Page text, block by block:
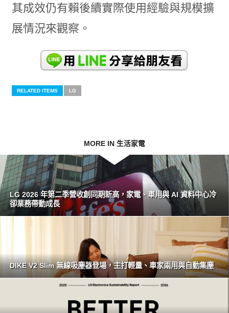
其成效仍有賴後續實際使用經驗與規模擴
展情況來觀察。
RELATED ITEMS LG
MORE IN 生活家電
LG 2026 年第二季營收創同期新高，家電、車用與 AI 資料中心冷
卻業務帶動成長
DIKE V2 Slim 無線吸塵器登場，主打輕量、車家兩用與自動集塵